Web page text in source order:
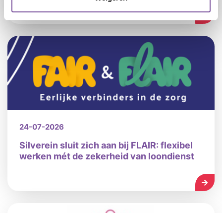
24-07-2026
Silverein sluit zich aan bij FLAIR: flexibel
werken mét de zekerheid van loondienst